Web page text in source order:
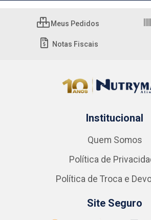
Meus Pedidos
Notas Fiscais
Institucional
Quem Somos
Política de
Política de Troca e
Site Seguro